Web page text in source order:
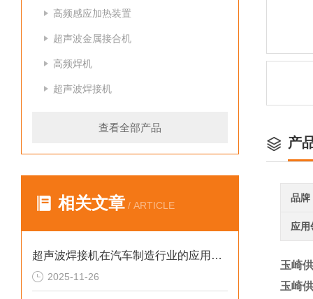
高频感应加热装置
超声波金属接合机
高频焊机
超声波焊接机
查看全部产品
相关文章 / ARTICLE
超声波焊接机在汽车制造行业的应用案例
2025-11-26
产
品牌
应用
玉崎
玉崎